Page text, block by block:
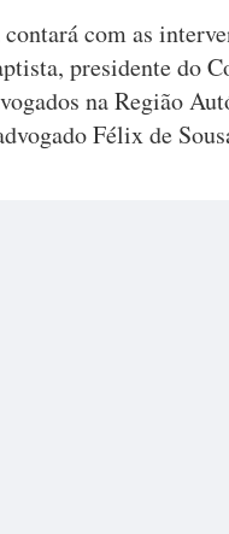
com as
presidente do
na Região
Félix de